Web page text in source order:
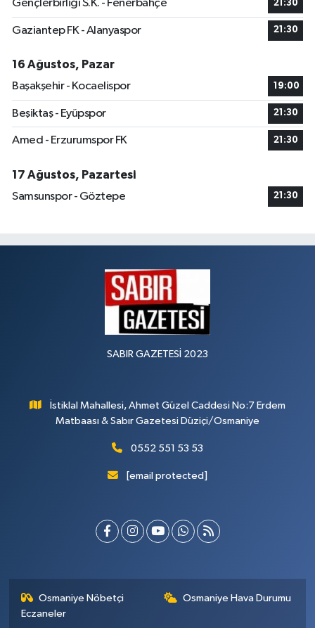
Gençlerbirliği S.K. - Fenerbahçe 21:30
Gaziantep FK - Alanyaspor 21:30
16 Ağustos, Pazar
Başakşehir - Kocaelispor
19:00
Beşiktaş - Eyüpspor 21:30
Amed - Erzurumspor FK 21:30
17 Ağustos, Pazartesi
Samsunspor - Göztepe
21:30
SABIR GAZETESİ 2023
İstiklal Mahallesi, Ahmet Güzel Caddesi No:7 Erdem
Matbaası & Sabır Gazetesi Düziçi/Osmaniye
0552 551 53 53
[email protected]
Osmaniye Nöbetçi
Eczaneler
Osmaniye Hava Durumu